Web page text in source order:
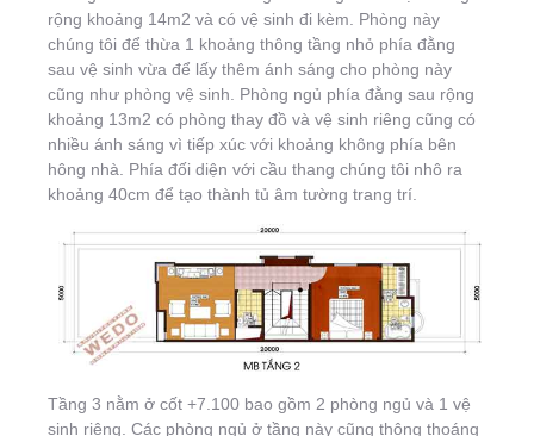
rộng khoảng 14m2 và có vệ sinh đi kèm. Phòng này
chúng tôi để thừa 1 khoảng thông tầng nhỏ phía đằng
sau vệ sinh vừa để lấy thêm ánh sáng cho phòng này
cũng như phòng vệ sinh. Phòng ngủ phía đằng sau rộng
khoảng 13m2 có phòng thay đồ và vệ sinh riêng cũng có
nhiều ánh sáng vì tiếp xúc với khoảng không phía bên
hông nhà. Phía đối diện với cầu thang chúng tôi nhô ra
khoảng 40cm để tạo thành tủ âm tường trang trí.
Tầng 3 nằm ở cốt +7.100 bao gồm 2 phòng ngủ và 1 vệ
sinh riêng. Các phòng ngủ ở tầng này cũng thông thoáng